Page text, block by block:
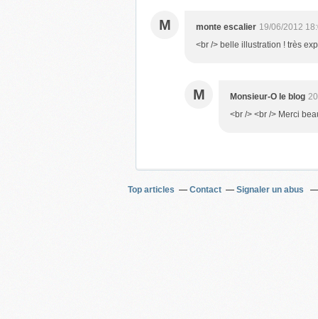
M monte escalier 19/06/2012
<br /> belle illustration ! très
M Monsieur-O le blog
<br /> <br /> Merci
Top articles Contact Signaler un abus